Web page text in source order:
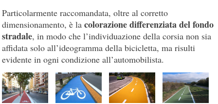
Particolarmente raccomandata, oltre al corretto
dimensionamento, è lacolorazione differenziata del fondo
stradale, in modo che l’individuazione della corsia non sia
affidata solo all’ideogramma della bicicletta, ma risulti
evidente in ogni condizione all’automobilista.